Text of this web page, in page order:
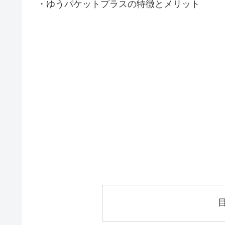
・ゆうパケットプラスの特徴とメリット